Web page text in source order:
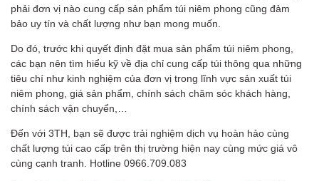
phải đơn vị nào cung cấp sản phẩm túi niêm phong cũng đảm
bảo uy tín và chất lượng như bạn mong muốn.
Do đó, trước khi quyết định đặt mua sản phẩm túi niêm phong,
các bạn nên tìm hiểu kỹ về địa chỉ cung cấp túi thông qua những
tiêu chí như kinh nghiệm của đơn vị trong lĩnh vực sản xuất túi
niêm phong, giá sản phẩm, chính sách chăm sóc khách hàng,
chính sách vận chuyển,…
Đến với 3TH, bạn sẽ được trải nghiệm dịch vụ hoàn hảo cùng
chất lượng túi cao cấp trên thị trường hiện nay cùng mức giá vô
cùng cạnh tranh. Hotline 0966.709.083